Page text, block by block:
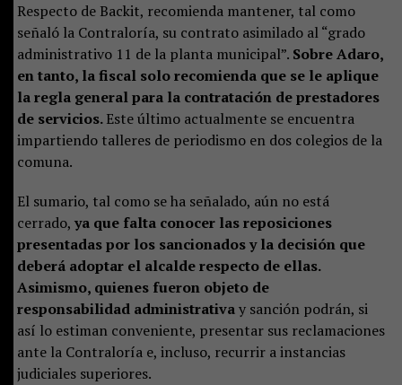
Respecto de Backit, recomienda mantener, tal como
señaló la Contraloría, su contrato asimilado al “grado
administrativo 11 de la planta municipal”. Sobre Adaro,
en tanto, la fiscal solo recomienda que se le aplique
la regla general para la contratación de prestadores
de servicios.Este último actualmente se encuentra
impartiendo talleres de periodismo en dos colegios de la
comuna.
El sumario, tal como se ha señalado, aún no está
cerrado, ya que falta conocer las reposiciones
presentadas por los sancionados y la decisión que
deberá adoptar el alcalde respecto de ellas.
Asimismo, quienes fueron objeto de
responsabilidad administrativay sanción podrán, si
así lo estiman conveniente, presentar sus reclamaciones
ante la Contraloría e, incluso, recurrir a instancias
judiciales superiores.